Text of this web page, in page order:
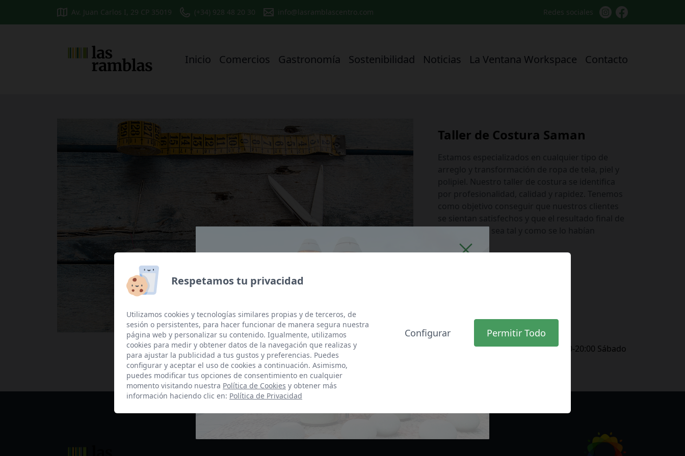
Av. Juan Carlos I, 29 CP 35019 (+34) 928 48 20 30 info@lasramblascentro.com Redes sociales
Inicio Comercios Gastronomía Sostenibilidad Noticias La Ventana Workspace Contacto
novedades, ofertas especiales, descuentos, sorteos ¡y
ACEPTAR
Acepto lascondiciones generales
Taller de Costura Saman
sus encargos sea tal y como se lo habían
imaginado.
HORARIOS
Lunes a Viernes 10:00-14:00 y 15:00-20:00 Sábado
Respetamos tu privacidad
Utilizamos cookies y tecnologías similares propias y de terceros, de
sesión o persistentes, para hacer funcionar de manera segura nuestra
página web y personalizar su contenido. Igualmente, utilizamos
cookies para medir y obtener datos de la navegación que realizas y
para ajustar la publicidad a tus gustos y preferencias. Puedes
configurar y aceptar el uso de cookies a continuación. Asimismo,
puedes modificar tus opciones de consentimiento en cualquier
momento visitando nuestra Política de Cookies y obtener más
información haciendo clic en: Política de Privacidad
Configurar Permitir Todo